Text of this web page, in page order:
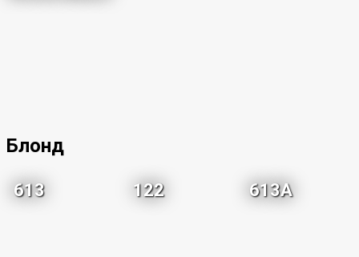
Блонд
613 122 613A